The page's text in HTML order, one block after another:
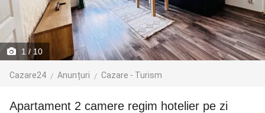
1 / 10
Cazare24 Anunțuri Cazare - Turism
Apartament 2 camere regim hotelier pe zi